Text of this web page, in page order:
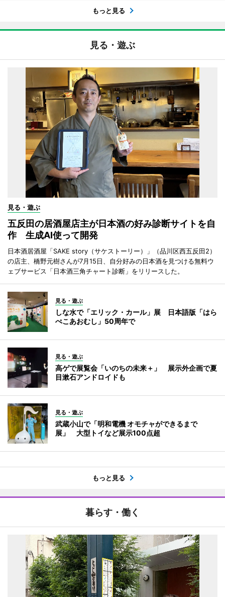
もっと見る
見る・遊ぶ
見る・遊ぶ
五反田の居酒屋店主が日本酒の好み診断サイトを自
作 生成AI使って開発
日本酒居酒屋「SAKE story（サケストーリー）」（品川区西五反田2）
の店主、橋野元樹さんが7月15日、自分好みの日本酒を見つける無料ウ
ェブサービス「日本酒三角チャート診断」をリリースした。
見る・遊ぶ
しな水で「エリック・カール」展 日本語版「はら
ぺこあおむし」50周年で
見る・遊ぶ
高ゲで展覧会「いのちの未来＋」 展示外企画で夏
目漱石アンドロイドも
見る・遊ぶ
武蔵小山で「明和電機 オモチャができるまで
展」 大型トイなど展示100点超
もっと見る
暮らす・働く